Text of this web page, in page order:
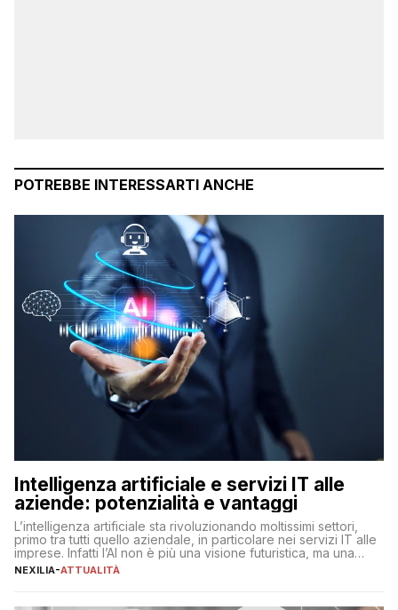
POTREBBE INTERESSARTI ANCHE
Intelligenza artificiale e servizi IT alle
aziende: potenzialità e vantaggi
L’intelligenza artificiale sta rivoluzionando moltissimi settori,
primo tra tutti quello aziendale, in particolare nei servizi IT alle
imprese. Infatti l’AI non è più una visione futuristica, ma una
realtà operativa che sta portando a un cambio significativo in
operazioni, bensì comporta […]
NEXILIA-ATTUALITÀ